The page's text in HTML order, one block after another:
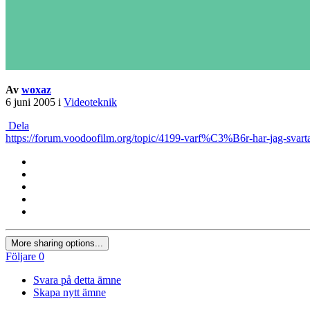
Av woxaz
6 juni 2005 i Videoteknik
Dela
https://forum.voodoofilm.org/topic/4199-varf%C3%B6r-har-jag-
More sharing options...
Följare 0
Svara på detta ämne
Skapa nytt ämne